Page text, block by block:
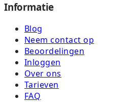
Informatie
Blog
Neem contact op
Beoordelingen
Inloggen
Over ons
Tarieven
FAQ